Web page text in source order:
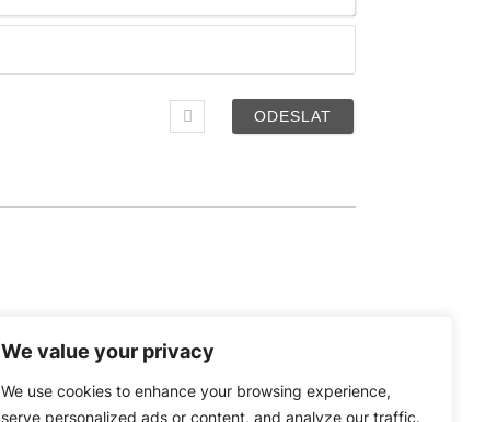
We value your privacy
We use cookies to enhance your browsing experience,
serve personalized ads or content, and analyze our traffic.